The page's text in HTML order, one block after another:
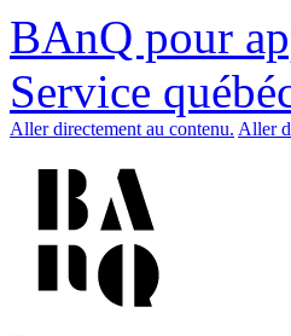
BAnQ pour
Service
Aller directement au contenu. Aller